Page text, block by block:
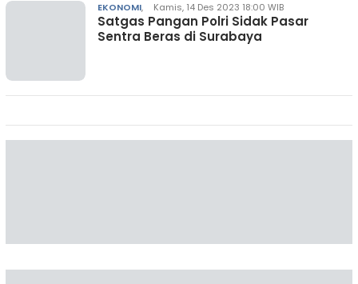
EKONOMI, Kamis, 14 Des 2023 18:00 WIB
Satgas Pangan Polri Sidak Pasar
Sentra Beras di Surabaya